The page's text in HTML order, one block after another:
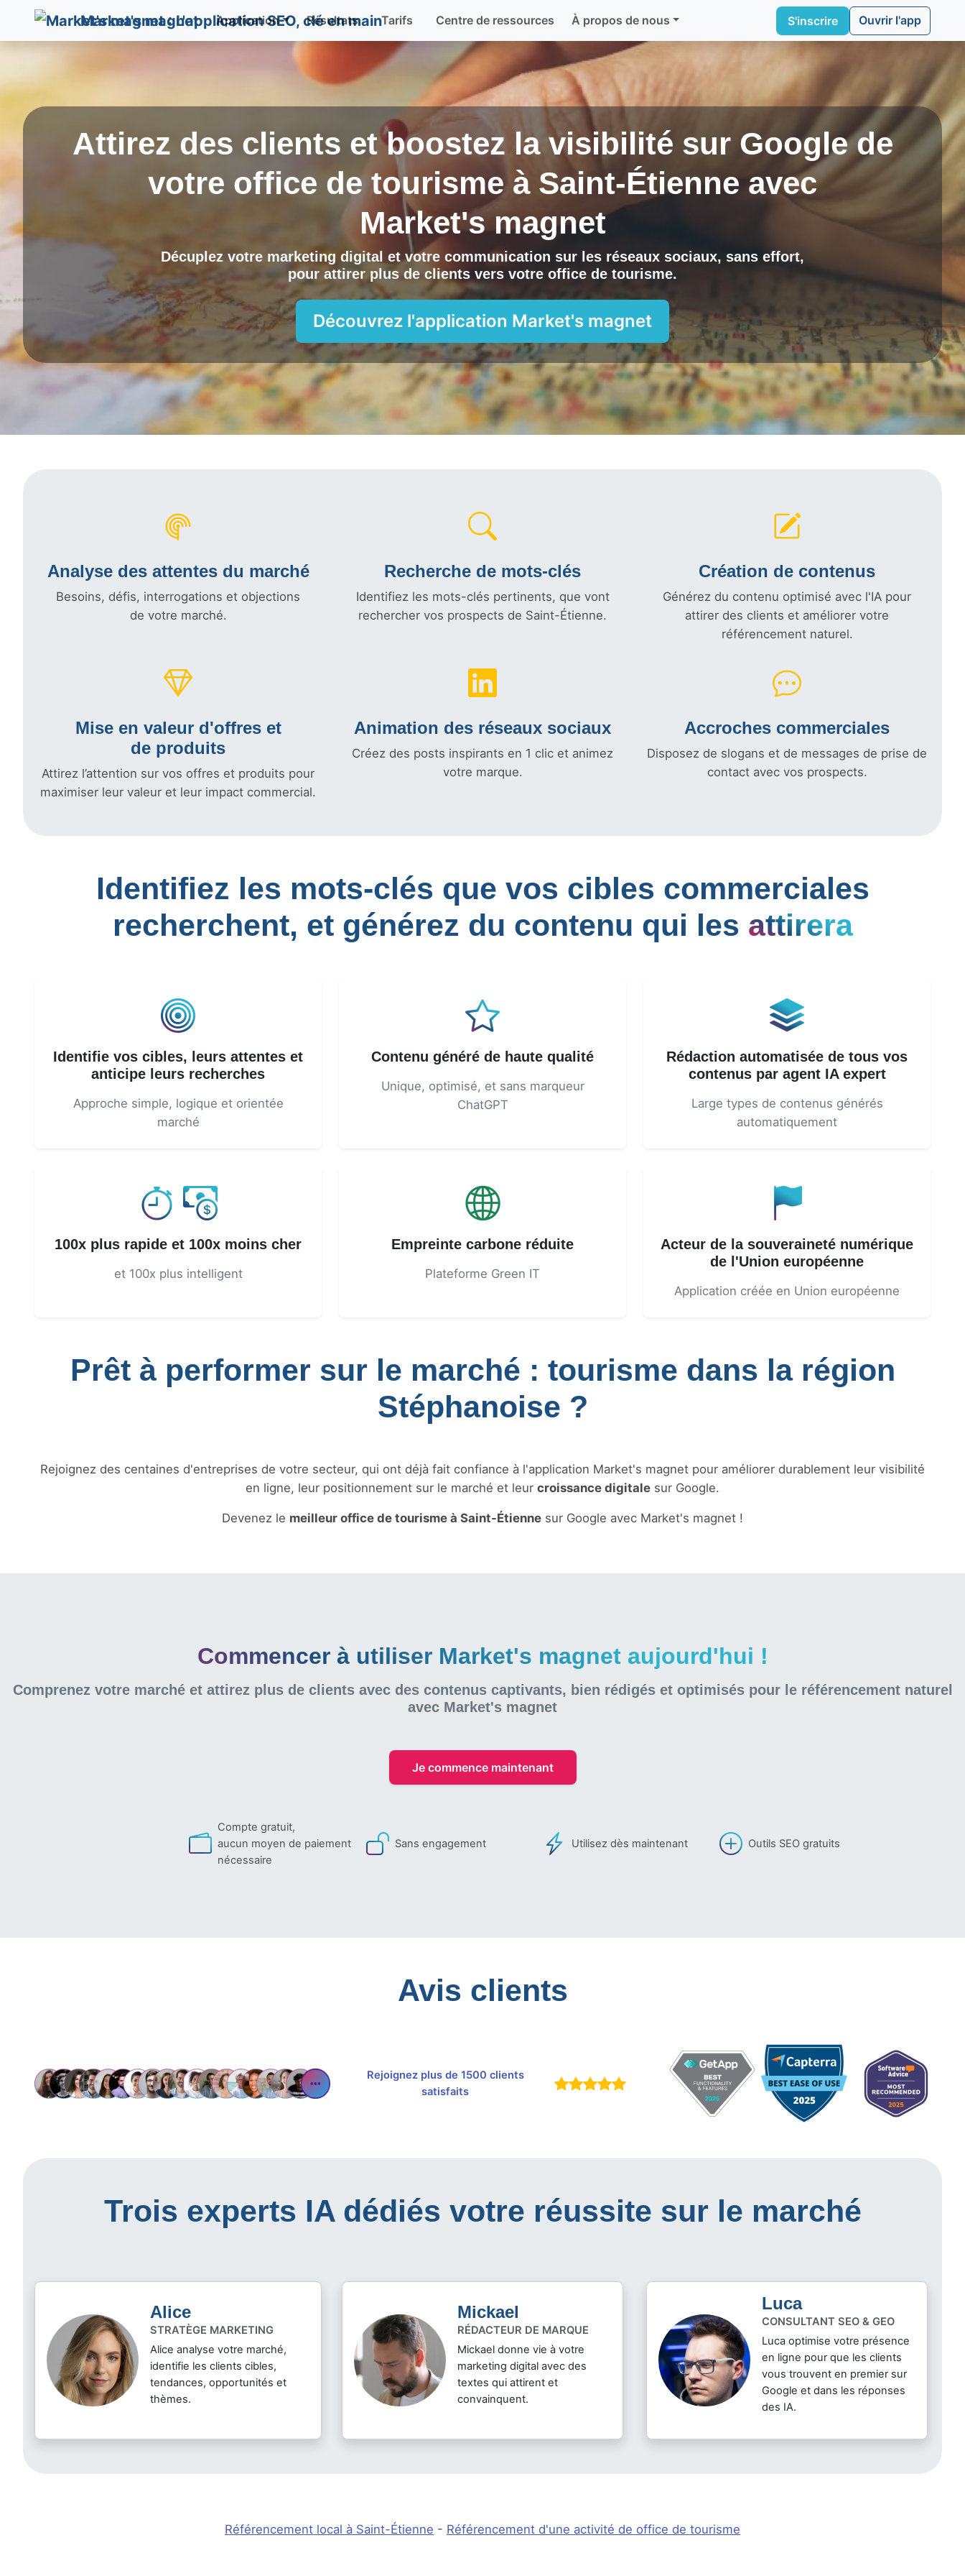
Market's magnet Application Résultats Tarifs Centre de ressources À propos de nous S'inscrire Ouvrir l'app
Attirez des clients et boostez la visibilité sur Google de
votre office de tourisme à Saint-Étienne avec
Market's magnet
Décuplez votre marketing digital et votre communication sur les réseaux sociaux, sans effort,
pour attirer plus de clients vers votre office de tourisme.
Découvrez l'application Market's magnet
Analyse des attentes du marché
Besoins, défis, interrogations et objections
de votre marché.
Recherche de mots-clés
Identifiez les mots-clés pertinents, que vont
rechercher vos prospects de Saint-Étienne.
Création de contenus
Générez du contenu optimisé avec l'IA pour
attirer des clients et améliorer votre
référencement naturel.
Mise en valeur d'offres et
de produits
Attirez l’attention sur vos offres et produits pour
maximiser leur valeur et leur impact commercial.
Animation des réseaux sociaux
Créez des posts inspirants en 1 clic et animez
votre marque.
Accroches commerciales
Disposez de slogans et de messages de prise de
contact avec vos prospects.
Identifiez les mots-clés que vos cibles commerciales
recherchent, et générez du contenu qui les attirera
Identifie vos cibles, leurs attentes et
anticipe leurs recherches
Approche simple, logique et orientée
marché
Contenu généré de haute qualité
Unique, optimisé, et sans marqueur
ChatGPT
Rédaction automatisée de tous vos
contenus par agent IA expert
Large types de contenus générés
automatiquement
100x plus rapide et 100x moins cher
et 100x plus intelligent
Empreinte carbone réduite
Plateforme Green IT
Acteur de la souveraineté numérique
de l'Union européenne
Application créée en Union européenne
Prêt à performer sur le marché : tourisme dans la région
Stéphanoise ?
Rejoignez des centaines d'entreprises de votre secteur, qui ont déjà fait confiance à l'application Market's magnet pour améliorer durablement leur visibilité
en ligne, leur positionnement sur le marché et leur croissance digitale sur Google.
Devenez le meilleur office de tourisme à Saint-Étienne sur Google avec Market's magnet !
Commencer à utiliser Market's magnet aujourd'hui !
Comprenez votre marché et attirez plus de clients avec des contenus captivants, bien rédigés et optimisés pour le référencement naturel
avec Market's magnet
Je commence maintenant
Compte gratuit,
aucun moyen de paiement
nécessaire
Sans engagement Utilisez dès maintenant Outils SEO gratuits
Avis clients
Rejoignez plus de 1500 clients
satisfaits
Trois experts IA dédiés votre réussite sur le marché
Alice
STRATÈGE MARKETING
Alice analyse votre marché,
identifie les clients cibles,
tendances, opportunités et
thèmes.
Mickael
RÉDACTEUR DE MARQUE
Mickael donne vie à votre
marketing digital avec des
textes qui attirent et
convainquent.
Luca
CONSULTANT SEO & GEO
Luca optimise votre présence
en ligne pour que les clients
vous trouvent en premier sur
Google et dans les réponses
des IA.
Référencement local à Saint-Étienne - Référencement d'une activité de office de tourisme